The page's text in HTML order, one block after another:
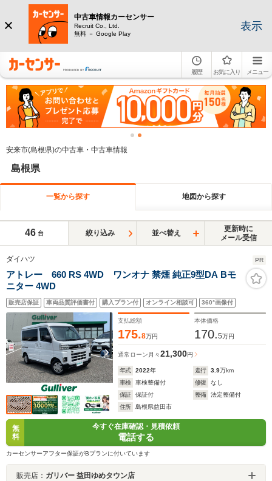
中古車情報カーセンサー
Recruit Co., Ltd.
無料 － Google Play
表示
履歴 お気に入り メニュー
安来市(島根県)の中古車・中古車情報
島根県
一覧から探す 地図から探す
46 台 絞り込み 並べ替え
更新時に
メール受信
ダイハツ PR
アトレー 660 RS 4WD ワンオナ 禁煙 純正9型DA Bモ
ニター 4WD
販売店保証 車両品質評価書付 購入プラン付 オンライン相談可 360°画像付
支払総額
175.8万円
本体価格
170.5万円
通常ローン 月々21,300円
年式 2022年 走行 3.9万km
車検
車検整備付 修復
なし
保証
保証付 整備
法定整備付
住所
島根県益田市
無
料
今すぐ在庫確認・見積依頼
電話する
カーセンサーアフター保証がBプランに付いています
販売店： ガリバー 益田ゆめタウン店